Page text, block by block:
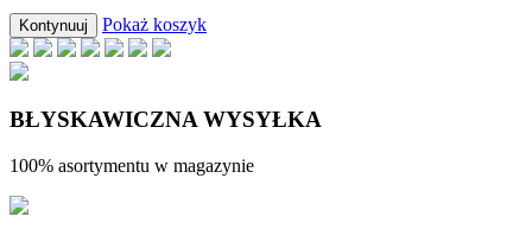
Kontynuuj Pokaż koszyk
BŁYSKAWICZNA WYSYŁKA
100% asortymentu w magazynie